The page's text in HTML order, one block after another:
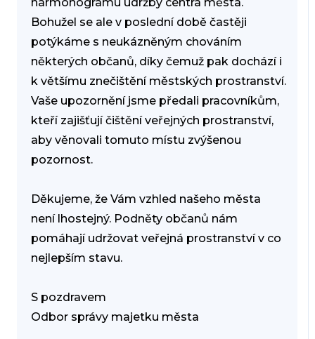
Bohužel se ale v poslední době častěji
potýkáme s neukázněným chováním
některých občanů, díky čemuž pak dochází i
k většímu znečištění městských prostranství.
Vaše upozornění jsme předali pracovníkům,
kteří zajišťují čištění veřejných prostranství,
aby věnovali tomuto místu zvýšenou
pozornost.
Děkujeme, že Vám vzhled našeho města
není lhostejný. Podněty občanů nám
pomáhají udržovat veřejná prostranství v co
nejlepším stavu.
S pozdravem
Odbor správy majetku města